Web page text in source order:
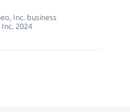
Inc. business
2024